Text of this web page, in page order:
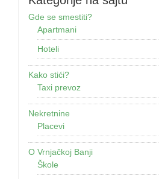
Gde se smestiti?
Apartmani
Hoteli
Kako stići?
Taxi prevoz
Nekretnine
Placevi
O Vrnjačkoj Banji
Škole